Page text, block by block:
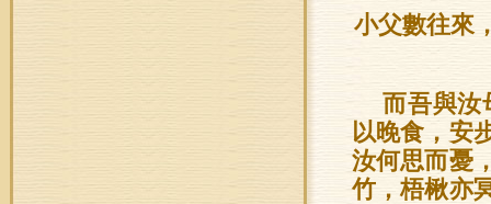
小父數往來
而吾與汝
以晚食，安
汝何思而憂
竹，梧楸亦